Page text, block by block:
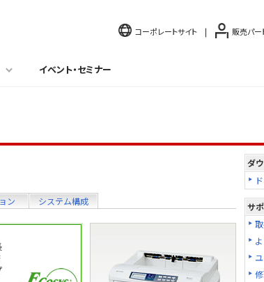
コーポレートサイト 販売パー
イベント・セミナー
ン システム構成
ダ
サ